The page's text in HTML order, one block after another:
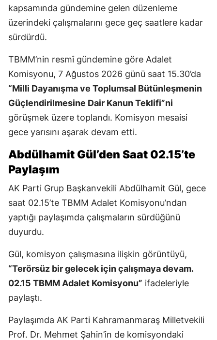
kapsamında gündemine gelen düzenleme
üzerindeki çalışmalarını gece geç saatlere kadar
sürdürdü.
TBMM’nin resmî gündemine göre Adalet
Komisyonu, 7 Ağustos 2026 günü saat 15.30’da
“Milli Dayanışma ve Toplumsal Bütünleşmenin
Güçlendirilmesine Dair Kanun Teklifi”ni
görüşmek üzere toplandı. Komisyon mesaisi
gece yarısını aşarak devam etti.
Abdülhamit Gül’den Saat 02.15’te
Paylaşım
AK Parti Grup Başkanvekili Abdülhamit Gül, gece
saat 02.15’te TBMM Adalet Komisyonu’ndan
yaptığı paylaşımda çalışmaların sürdüğünü
duyurdu.
Gül, komisyon çalışmasına ilişkin görüntüyü,
“Terörsüz bir gelecek için çalışmaya devam.
02.15 TBMM Adalet Komisyonu” ifadeleriyle
paylaştı.
Paylaşımda AK Parti Kahramanmaraş Milletvekili
Prof. Dr. Mehmet Şahin’in de komisyondaki